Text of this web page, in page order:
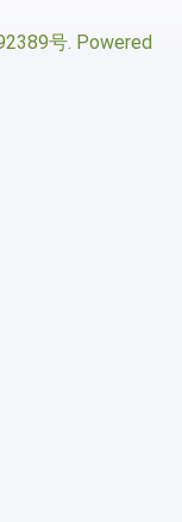
号. Powered